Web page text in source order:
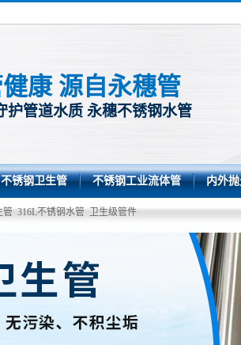
康 源自永穗管
护管道水质 永穗不锈钢水管
不锈钢卫生管 不锈钢工业流体管 内外
管 316L不锈钢水管 卫生级管件